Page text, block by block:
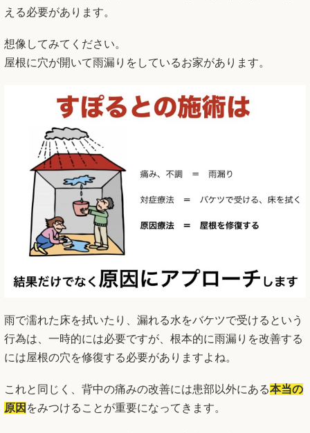
える必要があります。
想像してみてください。
屋根に穴が開いて雨漏りをしているお家があります。
雨で濡れた床を拭いたり、漏れる水をバケツで受けるという
行為は、一時的には必要ですが、根本的に雨漏りを改善する
には屋根の穴を修復する必要がありますよね。
これと同じく、背中の痛みの改善には患部以外にある本当の
原因 をみつけることが重要になってきます。